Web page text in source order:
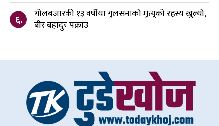
६.
गोलबजारकी १३ वर्षीया गुलसनाको मृत्यूको रहस्य खुल्यो,
बीर बहादुर पक्राउ